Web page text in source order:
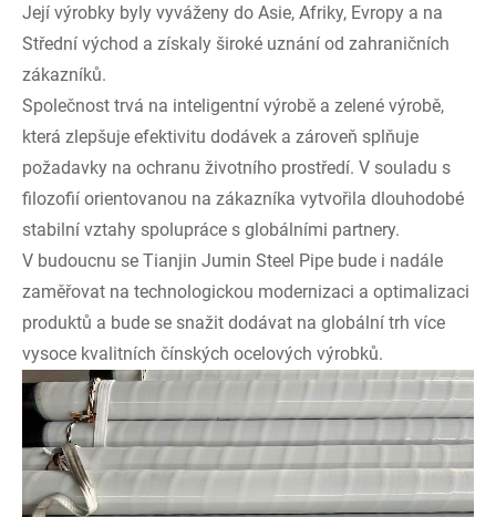
Její výrobky byly vyváženy do Asie, Afriky, Evropy a na
Střední východ a získaly široké uznání od zahraničních
zákazníků.
Společnost trvá na inteligentní výrobě a zelené výrobě,
která zlepšuje efektivitu dodávek a zároveň splňuje
požadavky na ochranu životního prostředí. V souladu s
filozofií orientovanou na zákazníka vytvořila dlouhodobé
stabilní vztahy spolupráce s globálními partnery.
V budoucnu se Tianjin Jumin Steel Pipe bude i nadále
zaměřovat na technologickou modernizaci a optimalizaci
produktů a bude se snažit dodávat na globální trh více
vysoce kvalitních čínských ocelových výrobků.